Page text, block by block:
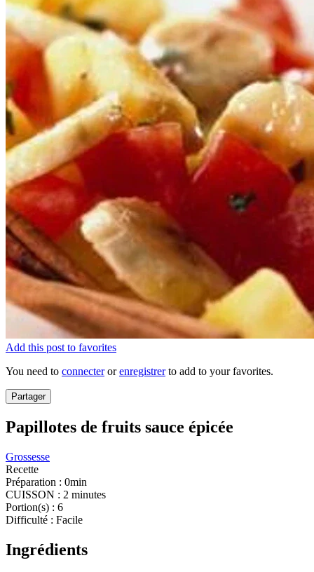
Add this post to favorites
You need to connecterorenregistrerto add to your favorites.
Partager
Papillotes de fruits sauce épicée
Grossesse
Recette
Préparation : 0min
CUISSON : 2 minutes
Portion(s) : 6
Difficulté : Facile
Ingrédients